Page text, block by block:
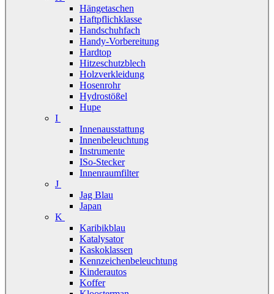
Hängetaschen
Haftpflichklasse
Handschuhfach
Handy-Vorbereitung
Hardtop
Hitzeschutzblech
Holzverkleidung
Hosenrohr
Hydrostößel
Hupe
I
Innenausstattung
Innenbeleuchtung
Instrumente
ISo-Stecker
Innenraumfilter
J
Jag Blau
Japan
K
Karibikblau
Katalysator
Kaskoklassen
Kennzeichenbeleuchtung
Kinderautos
Koffer